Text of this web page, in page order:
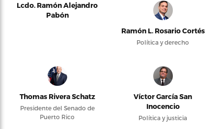
Lcdo. Ramón Alejandro
Pabón
Ramón L. Rosario Cortés
Política y derecho
Thomas Rivera Schatz
Presidente del Senado de
Puerto Rico
Víctor García San
Inocencio
Política y justicia